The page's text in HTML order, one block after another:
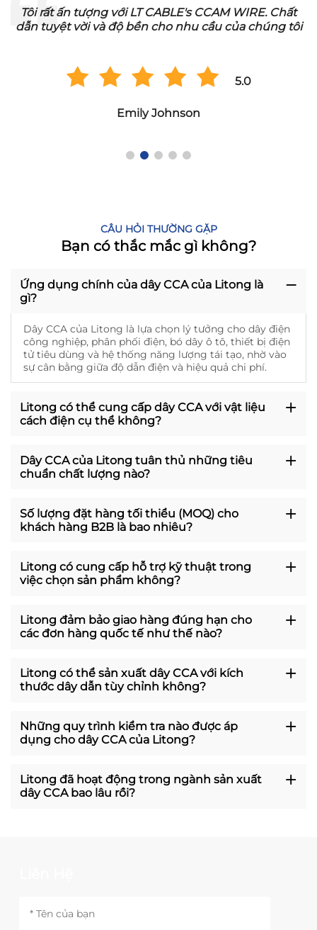
Tôi rất ấn tượng với LT CABLE's CCAM WIRE. Chất
dẫn tuyệt vời và độ bền cho nhu cầu của chúng tôi
5.0
Emily Johnson
CÂU HỎI THƯỜNG GẶP
Bạn có thắc mắc gì không?
Ứng dụng chính của dây CCA của Litong là
gì?
Dây CCA của Litong là lựa chọn lý tưởng cho dây điện
công nghiệp, phân phối điện, bó dây ô tô, thiết bị điện
tử tiêu dùng và hệ thống năng lượng tái tạo, nhờ vào
sự cân bằng giữa độ dẫn điện và hiệu quả chi phí.
Litong có thể cung cấp dây CCA với vật liệu
cách điện cụ thể không?
Dây CCA của Litong tuân thủ những tiêu
chuẩn chất lượng nào?
Số lượng đặt hàng tối thiểu (MOQ) cho
khách hàng B2B là bao nhiêu?
Litong có cung cấp hỗ trợ kỹ thuật trong
việc chọn sản phẩm không?
Litong đảm bảo giao hàng đúng hạn cho
các đơn hàng quốc tế như thế nào?
Litong có thể sản xuất dây CCA với kích
thước dây dẫn tùy chỉnh không?
Những quy trình kiểm tra nào được áp
dụng cho dây CCA của Litong?
Litong đã hoạt động trong ngành sản xuất
dây CCA bao lâu rồi?